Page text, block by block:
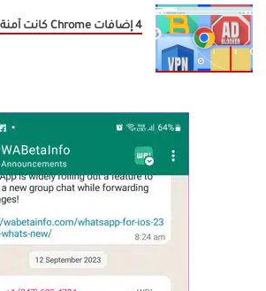
4 إضافات Chrome كانت آمنة ثم أصبحت برامج ضارة